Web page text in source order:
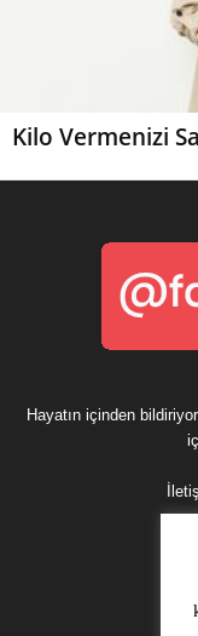
Kilo Vermenizi
Hayatın içinden